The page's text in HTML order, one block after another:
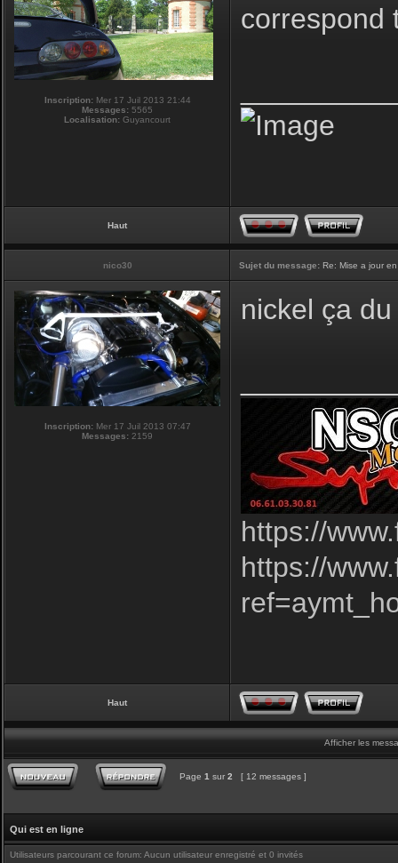
Inscription:Mer 17 Juil 2013 21:44
Messages: 5565
Localisation: Guyancourt
correspond
Haut
nico30 Sujet du message: Re: Mise a jour
Inscription:Mer 17 Juil 2013 07:47
Messages: 2159
nickel ça
https://
https://
Haut
Afficher les
Page 1 sur 2 [ 12 messages ]
Qui est en ligne
Utilisateurs parcourant ce forum: Aucun utilisateur enregistré et 0 invités